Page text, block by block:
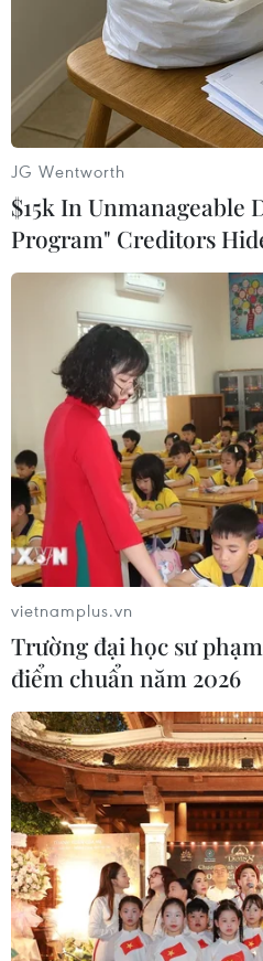
Toàn
Nga tại Thổ Nhĩ Kỳ
20/12/2016 02:46
Ngày 19/12, Đại sứ Nga tại
Karlov đã thiệt mạng do bị
vừa kết thúc phát biểu tại
Ankara.
Một tay súng tìm
quán Mỹ ở Ankara
20/12/2016 03:04
JG Wentworth
$15k In Unmanageable
Program" Creditors
vietnamplus.vn
Trường đại học sư
điểm chuẩn năm 2026